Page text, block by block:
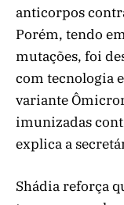
anticorpos
Porém, tendo
mutações, foi
com tecnologia
variante
imunizadas
explica a
Shádia reforça